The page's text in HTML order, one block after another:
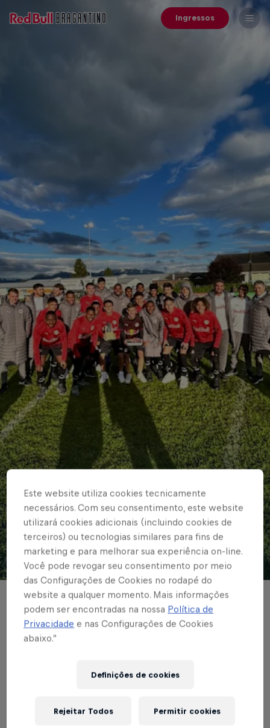
Ingressos
© Divulgação / Red Bull Bragantino
Braga sub-19 no pódio
em torneio na Suíça
Massa Bruta venceu o St. Gallen na
disputa pelo 3º lugar em Altstatten
Published on16.05.2026 · 20:26 UTC
Este website utiliza cookies tecnicamente
necessários. Com seu consentimento, este website
utilizará cookies adicionais (incluindo cookies de
terceiros) ou tecnologias similares para fins de
marketing e para melhorar sua experiência on-line.
Você pode revogar seu consentimento por meio
das Configurações de Cookies no rodapé do
website a qualquer momento. Mais informações
podem ser encontradas na nossa Política de
Privacidade e nas Configurações de Cookies
abaixo.”
Definições de cookies
Rejeitar Todos Permitir cookies